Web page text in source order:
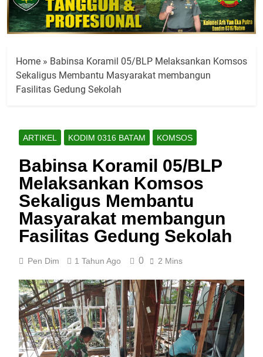
Home » Babinsa Koramil 05/BLP Melaksankan Komsos
Sekaligus Membantu Masyarakat membangun
Fasilitas Gedung Sekolah
ARTIKEL KODIM 0316 BATAM KOMSOS
Babinsa Koramil 05/BLP
Melaksankan Komsos
Sekaligus Membantu
Masyarakat membangun
Fasilitas Gedung Sekolah
Pen Dim 1 Tahun Ago 0 2 Mins